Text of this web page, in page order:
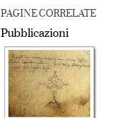
PAGINE CORRELATE
Pubblicazioni